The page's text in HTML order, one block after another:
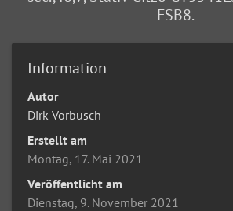
FSB8.
Information
Autor
Dirk Vorbusch
Erstellt am
Montag, 17. Mai 2021
Veröffentlicht am
Dienstag, 9. November 2021